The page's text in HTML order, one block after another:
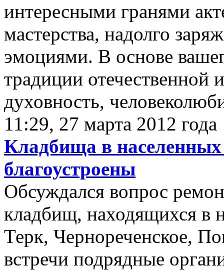
интересными гранями
мастерства, надолго
эмоциями. В основе
традиции отечественной
духовность,
11:29, 27 марта 2012 года
Кладбища в населенных
благоустроены
Обсуждался вопрос
кладбищ, находящихся
Терк, Чернореченское,
встречи подрядные